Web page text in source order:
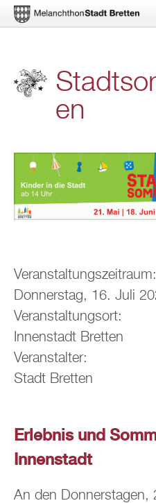
rekt
halt
en
Ver­an­stal­tungs­zeit­raum:
Don­ners­tag, 16. Juli
Ver­an­stal­tungs­ort:
In­nen­stadt Brett­en
Ver­an­stal­ter:
Stadt Brett­en
Er­leb­nis und
In­nen­stadt
An den Don­ners­ta­gen,